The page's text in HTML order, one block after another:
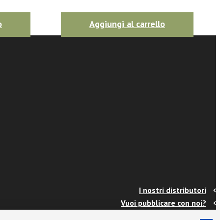
Aggiungi al carrello
I nostri distributori
Vuoi pubblicare con noi?